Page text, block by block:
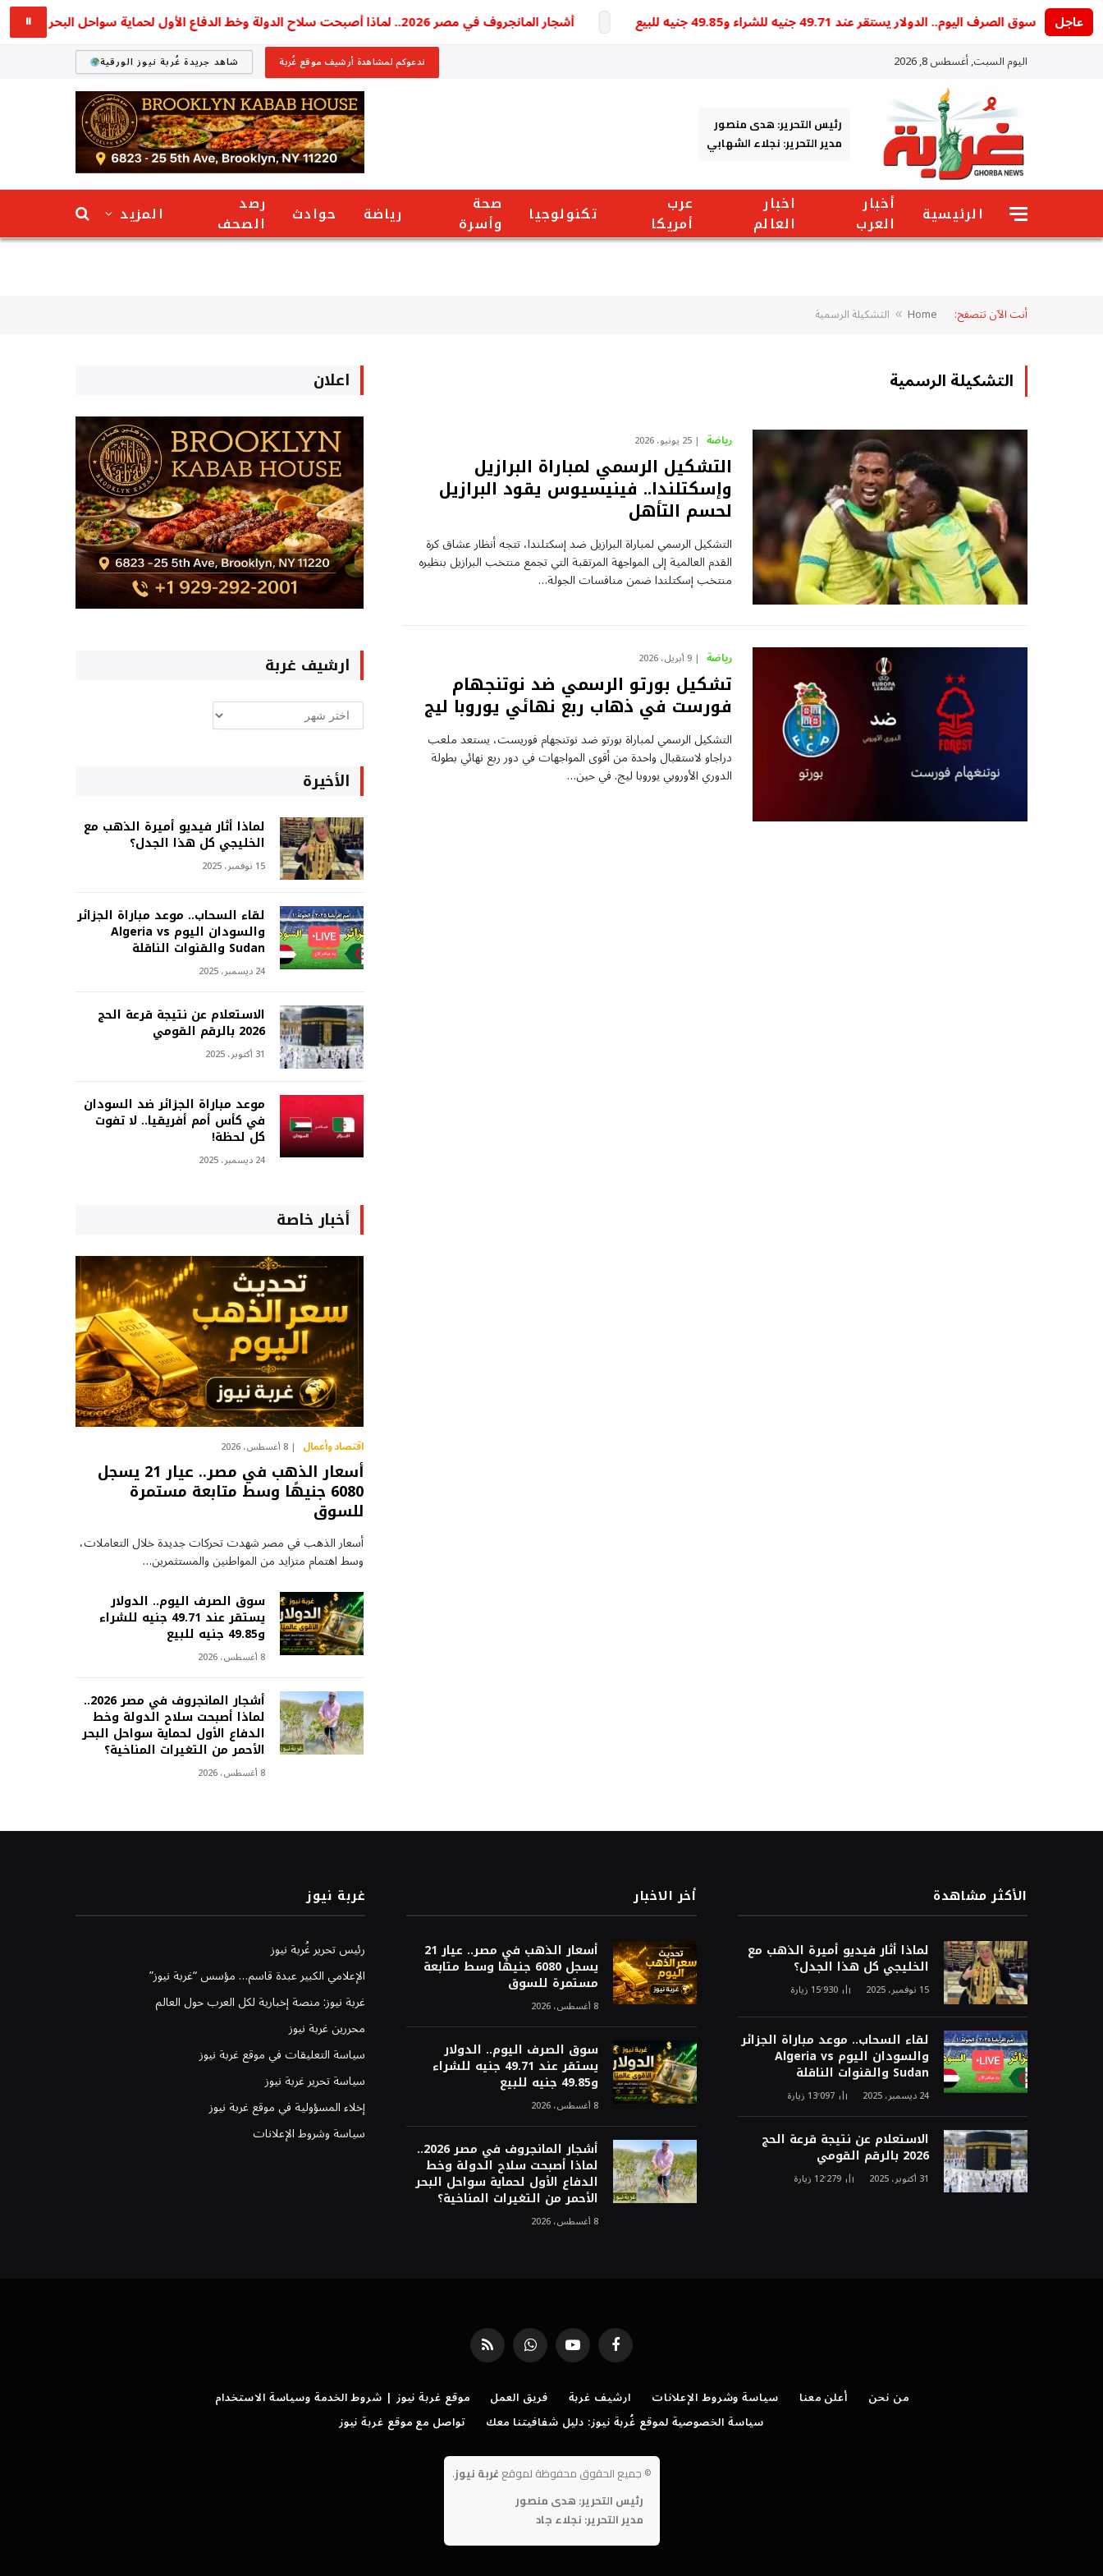
عاجلسوق الصرف اليوم.. الدولار يستقر عند 49.71 جنيه للشراء و49.85 جنيه للبيع أشجار المانجروف في مصر 2026.. لماذا أصبحت سلاح الدولة وخط الدفاع الأول لحماية سواحل البحر الأحمر من التغيرات المناخية؟ ⏸
اليوم السبت, أغسطس 8, 2026 ندعوكم لمشاهدة أرشيف موقع غُربة شاهد جريدة غُربة نيوز الورقية
رئيس التحرير: هدى منصور
مدير التحرير: نجلاء الشهابي
الرئيسية
أخبار
العرب
اخبار
العالم
عرب
أمريكا
تكنولوجيا
صحة
وأسرة
رياضة حوادث
رصد
الصحف
المزيد
أنت الآن تتصفح: Home
» التشكيلة الرسمية
التشكيلة الرسمية
رياضة 25 يونيو، 2026
التشكيل الرسمي لمباراة البرازيل
وإسكتلندا.. فينيسيوس يقود البرازيل
لحسم التأهل
التشكيل الرسمي لمباراة البرازيل ضد إسكتلندا، تتجه أنظار عشاق كرة
القدم العالمية إلى المواجهة المرتقبة التي تجمع منتخب البرازيل بنظيره
منتخب إسكتلندا ضمن منافسات الجولة…
رياضة 9 أبريل، 2026
تشكيل بورتو الرسمي ضد نوتنجهام
فورست في ذهاب ربع نهائي يوروبا ليج
التشكيل الرسمي لمباراة بورتو ضد نوتنجهام فوريست، يستعد ملعب
دراجاو لاستقبال واحدة من أقوى المواجهات في دور ربع نهائي بطولة
الدوري الأوروبي يوروبا ليج. في حين…
اعلان
ارشيف غربة
ارشيف
غربة
الأخيرة
لماذا أثار فيديو أميرة الذهب مع
الخليجي كل هذا الجدل؟
15 نوفمبر، 2025
لقاء السحاب.. موعد مباراة الجزائر
والسودان اليوم Algeria vs
Sudan والقنوات الناقلة
24 ديسمبر، 2025
الاستعلام عن نتيجة قرعة الحج
2026 بالرقم القومي
31 أكتوبر، 2025
موعد مباراة الجزائر ضد السودان
في كأس أمم أفريقيا.. لا تفوت
كل لحظة!
24 ديسمبر، 2025
أخبار خاصة
اقتصاد وأعمال 8 أغسطس، 2026
أسعار الذهب في مصر.. عيار 21 يسجل
6080 جنيهًا وسط متابعة مستمرة
للسوق
أسعار الذهب في مصر شهدت تحركات جديدة خلال التعاملات،
وسط اهتمام متزايد من المواطنين والمستثمرين…
سوق الصرف اليوم.. الدولار
يستقر عند 49.71 جنيه للشراء
و49.85 جنيه للبيع
8 أغسطس، 2026
أشجار المانجروف في مصر 2026..
لماذا أصبحت سلاح الدولة وخط
الدفاع الأول لحماية سواحل البحر
الأحمر من التغيرات المناخية؟
8 أغسطس، 2026
الأكثر مشاهدة
لماذا أثار فيديو أميرة الذهب مع
الخليجي كل هذا الجدل؟
15 نوفمبر، 2025 15٬930 زيارة
لقاء السحاب.. موعد مباراة الجزائر
والسودان اليوم Algeria vs
Sudan والقنوات الناقلة
24 ديسمبر، 2025 13٬097 زيارة
الاستعلام عن نتيجة قرعة الحج
2026 بالرقم القومي
31 أكتوبر، 2025 12٬279 زيارة
أخر الاخبار
أسعار الذهب في مصر.. عيار 21
يسجل 6080 جنيهًا وسط متابعة
مستمرة للسوق
8 أغسطس، 2026
سوق الصرف اليوم.. الدولار
يستقر عند 49.71 جنيه للشراء
و49.85 جنيه للبيع
8 أغسطس، 2026
أشجار المانجروف في مصر 2026..
لماذا أصبحت سلاح الدولة وخط
الدفاع الأول لحماية سواحل البحر
الأحمر من التغيرات المناخية؟
8 أغسطس، 2026
غربة نيوز
رئيس تحرير غُربة نيوز
الإعلامي الكبير عبدة قاسم… مؤسس “غربة نيوز”
غربة نيوز: منصة إخبارية لكل العرب حول العالم
محررين غربة نيوز
سياسة التعليقات في موقع غربة نيوز
سياسة تحرير غربة نيوز
إخلاء المسؤولية في موقع غربة نيوز
سياسة وشروط الإعلانات
فيسبوك يوتيوب واتساب RSS
من نحن أعلن معنا سياسة وشروط الإعلانات ارشيف غربة فريق العمل
موقع غربة نيوز | شروط الخدمة وسياسة الاستخدام
سياسة الخصوصية لموقع غُربة نيوز: دليل شفافيتنا معك
تواصل مع موقع غربة نيوز
© جميع الحقوق محفوظة لموقع غربة نيوز.
رئيس التحرير: هدى منصور
مدير التحرير: نجلاء جاد